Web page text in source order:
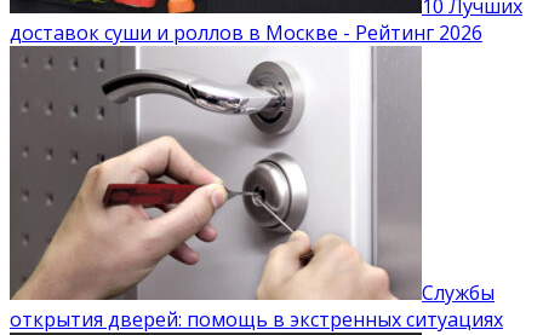
10 Лучших
доставок суши и роллов в Москве - Рейтинг 2026
Службы
открытия дверей: помощь в экстренных ситуациях